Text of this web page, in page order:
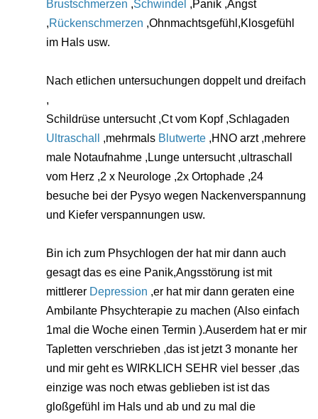
Brustschmerzen ,Schwindel ,Panik ,Angst
,Rückenschmerzen ,Ohnmachtsgefühl,Klosgefühl
im Hals usw.
Nach etlichen untersuchungen doppelt und dreifach
,
Schildrüse untersucht ,Ct vom Kopf ,Schlagaden
Ultraschall
,mehrmals Blutwerte ,HNO arzt ,mehrere
male Notaufnahme ,Lunge untersucht ,ultraschall
vom Herz ,2 x Neurologe ,2x Ortophade ,24
besuche bei der Pysyo wegen Nackenverspannung
und Kiefer verspannungen usw.
Bin ich zum Phsychlogen der hat mir dann auch
gesagt das es eine Panik,Angsstörung ist mit
mittlerer Depression ,er hat mir dann geraten eine
Ambilante Phsychterapie zu machen (Also einfach
1mal die Woche einen Termin ).Auserdem hat er mir
Tapletten verschrieben ,das ist jetzt 3 monante her
und mir geht es WIRKLICH SEHR viel besser ,das
einzige was noch etwas geblieben ist ist das
gloßgefühl im Hals und ab und zu mal die